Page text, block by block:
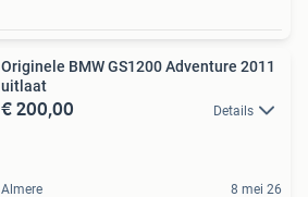
Originele BMW GS1200 Adventure 2011
uitlaat
€ 200,00 Details
Almere 8 mei 26